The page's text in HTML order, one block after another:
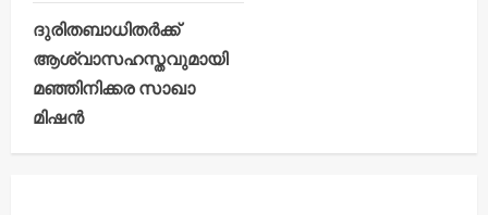
ദുരിതബാധിതർക്ക്
ആശ്വാസഹസ്തവുമായി
മഞ്ഞിനിക്കര സാഖാ
മിഷൻ